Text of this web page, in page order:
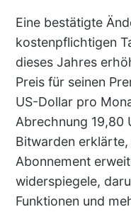
Eine bestätigte
kostenpflichtigen
dieses Jahres
Preis für seinen
US-Dollar pro
Abrechnung 19,80
Bitwarden
Abonnement
widerspiegele,
Funktionen und